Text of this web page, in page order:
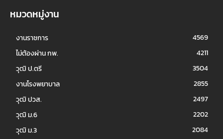
หมวดหมู่งาน
งานราชการ
4569
ไม่ต้องผ่าน กพ.
4211
วุฒิ ป.ตรี
3504
งานโรงพยาบาล
2855
วุฒิ ปวส.
2497
วุฒิ ม.6
2202
วุฒิ ม.3
2084